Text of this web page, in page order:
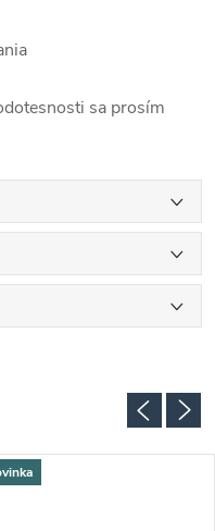
sa prosím